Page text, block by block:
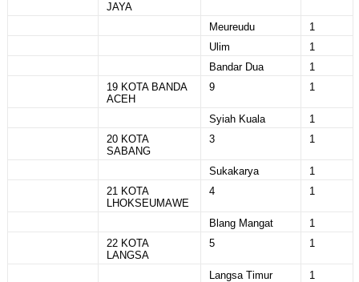
JAYA
Meureudu
1
Ulim
1
Bandar Dua
1
19 KOTA BANDA
ACEH
9 1
Syiah Kuala
1
20 KOTA
SABANG
3 1
Sukakarya
1
21 KOTA
LHOKSEUMAWE
4 1
Blang Mangat
1
22 KOTA
LANGSA
5 1
Langsa Timur
1